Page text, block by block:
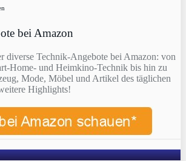
bei Amazon
diverse Technik-Angebote bei Amazon: von
Home- und Heimkino-Technik bis hin zu
Mode, Möbel und Artikel des täglichen
Highlights!